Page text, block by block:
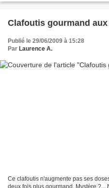
Clafoutis gourmand
Publié le 29/06/2009 à 15:28
Par Laurence A.
Ce clafoutis n'augmente pas ses
deux fois plus gourmand. Mystère ?...